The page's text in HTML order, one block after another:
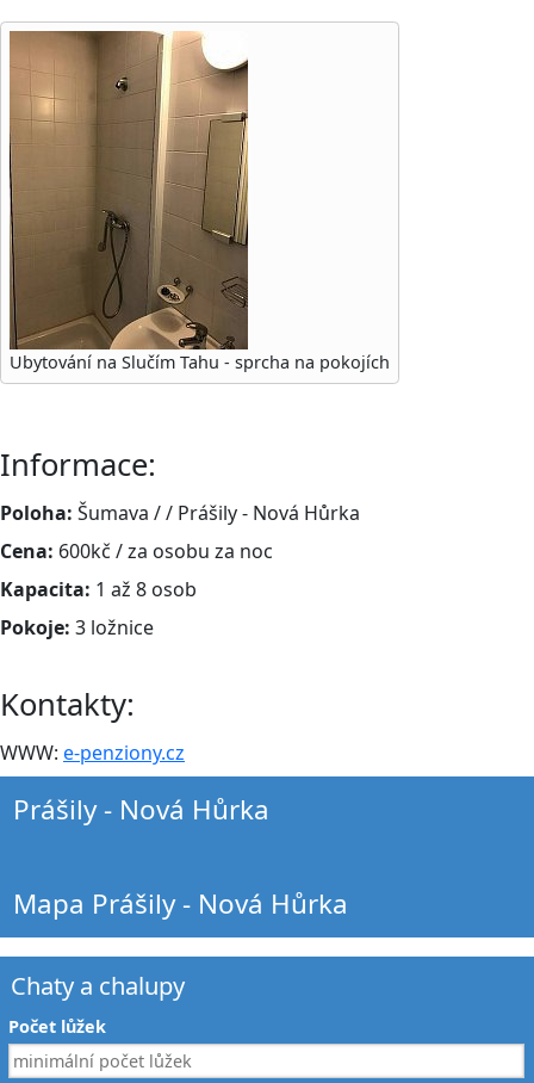
Ubytování na Slučím Tahu - sprcha na pokojích
Informace:
Poloha: Šumava / / Prášily - Nová Hůrka
Cena: 600kč / za osobu za noc
Kapacita: 1 až 8 osob
Pokoje: 3 ložnice
Kontakty:
WWW: e-penziony.cz
Prášily - Nová Hůrka
Mapa Prášily - Nová Hůrka
Chaty a chalupy
Počet lůžek